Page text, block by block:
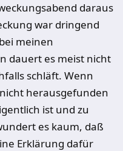
daraus
war dringend
meinen
dauert es meist nicht
schläft. Wenn
herausgefunden
ist und zu
es kaum, daß
Erklärung dafür